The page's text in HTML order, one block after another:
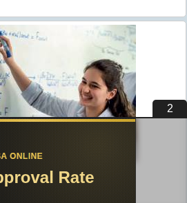
по педагогике
1